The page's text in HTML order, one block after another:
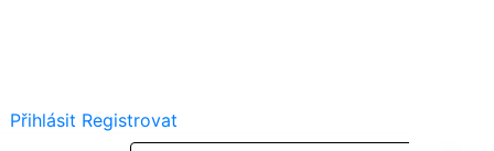
Přihlásit Registrovat